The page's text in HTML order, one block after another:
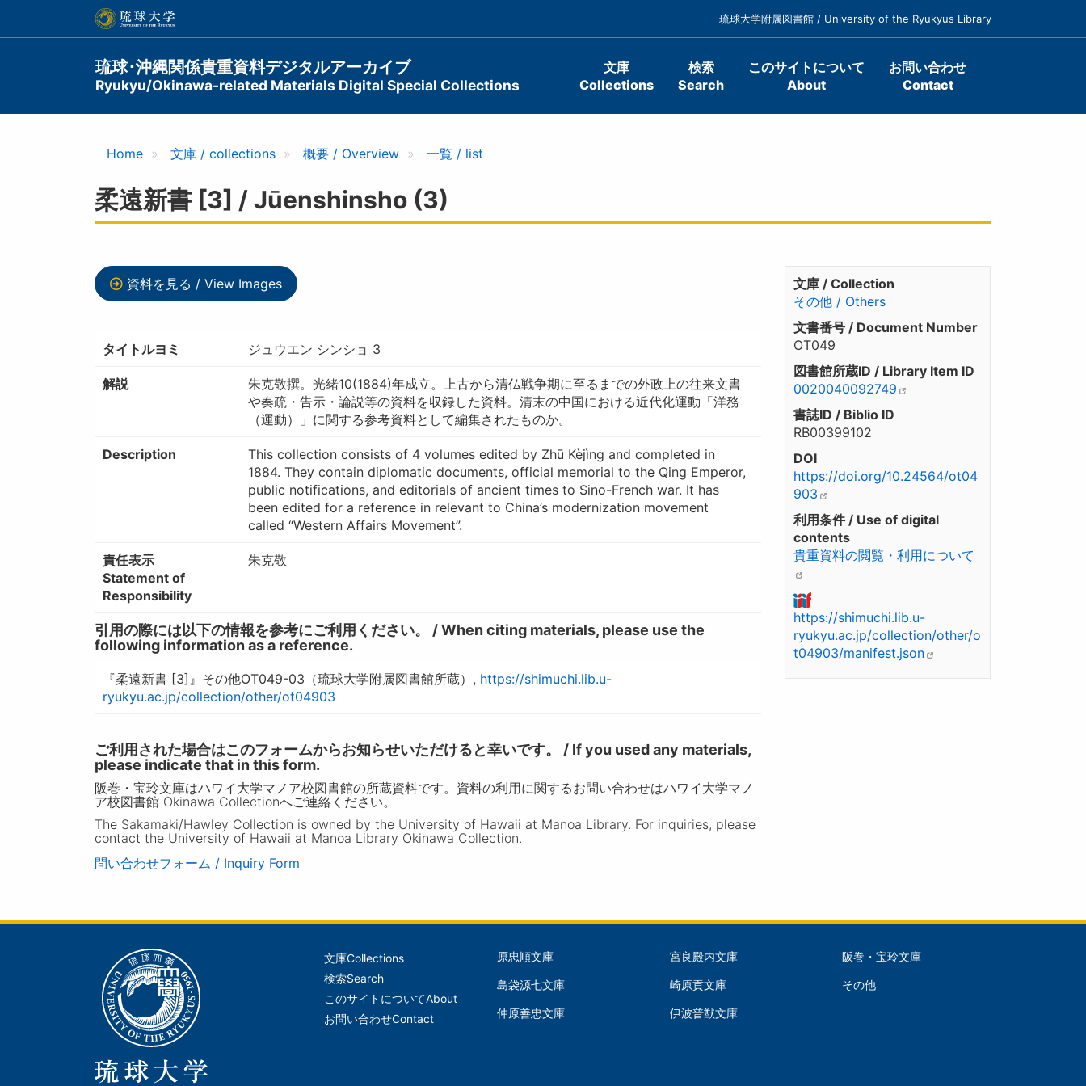
ン
琉球大学附属図書館 / University of the Ryukyus Library
琉球･沖縄関係貴重資料デジタルアーカイブ
Ryukyu/Okinawa-related Materials Digital Special Collections
Main
navigation
文庫
Collections
検索
Search
このサイトについて
About
お問い合わせ
Contact
Home 文庫 / collections 概要 / Overview 一覧 / list
柔遠新書 [3] / Jūenshinsho (3)
資料を見る / View Images
タイトルヨミ ジュウエン シンショ 3
解説
朱克敬撰。光緒10(1884)年成立。上古から清仏戦争期に至るまでの外政上の往来文書
や奏疏・告示・論説等の資料を収録した資料。清末の中国における近代化運動「洋務
（運動）」に関する参考資料として編集されたものか。
Description
This collection consists of 4 volumes edited by Zhū Kèjìng and completed in
1884. They contain diplomatic documents, official memorial to the Qing Emperor,
public notifications, and editorials of ancient times to Sino-French war. It has
been edited for a reference in relevant to China’s modernization movement
called “Western Affairs Movement”.
責任表示
Statement of
Responsibility
朱克敬
引用の際には以下の情報を参考にご利用ください。 / When citing materials, please use the
following information as a reference.
『柔遠新書 [3]』その他OT049-03（琉球大学附属図書館所蔵）, https://shimuchi.lib.u-
ryukyu.ac.jp/collection/other/ot04903
ご利用された場合はこのフォームからお知らせいただけると幸いです。 / If you used any materials,
please indicate that in this form.
阪巻・宝玲文庫はハワイ大学マノア校図書館の所蔵資料です。資料の利用に関するお問い合わせはハワイ大学マノ
ア校図書館 Okinawa Collectionへご連絡ください。
The Sakamaki/Hawley Collection is owned by the University of Hawaii at Manoa Library. For inquiries, please
contact the University of Hawaii at Manoa Library Okinawa Collection.
問い合わせフォーム / Inquiry Form
文庫 / Collection
その他 / Others
文書番号 / Document Number
OT049
図書館所蔵ID / Library Item ID
0020040092749
書誌ID / Biblio ID
RB00399102
DOI
https://doi.org/10.24564/ot04
903
利用条件 / Use of digital
contents
貴重資料の閲覧・利用について
https://shimuchi.lib.u-
ryukyu.ac.jp/collection/other/o
t04903/manifest.json
メ
イ
ン
文庫Collections
検索Search
このサイトについてAbout
お問い合わせContact
文
(Left)
原忠順文庫
島袋源七文庫
仲原善忠文庫
文
(Middle)
宮良殿内文庫
崎原貢文庫
伊波普猷文庫
文
庫
阪巻・宝玲文庫
その他